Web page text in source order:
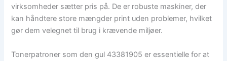
virksomheder sætter pris på. De er robuste maskiner, der
kan håndtere store mængder print uden problemer, hvilket
gør dem velegnet til brug i krævende miljøer.
Tonerpatroner som den gul 43381905 er essentielle for at